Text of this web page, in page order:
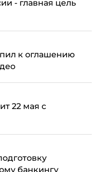
- главная цель
к оглашению
22 мая с
банкингу